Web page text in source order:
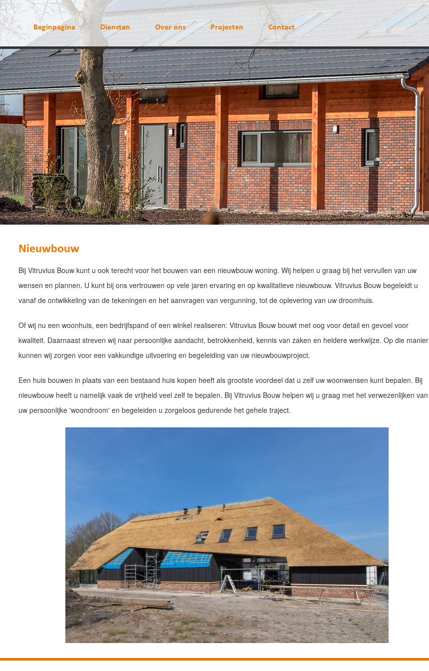
Beginpagina Diensten Over ons Projecten Contact
Nieuwbouw
Bij Vitruvius Bouw kunt u ook terecht voor het bouwen van een nieuwbouw woning. Wij helpen u graag bij het vervullen van uw
wensen en plannen. U kunt bij ons vertrouwen op vele jaren ervaring en op kwalitatieve nieuwbouw. Vitruvius Bouw begeleidt u
vanaf de ontwikkeling van de tekeningen en het aanvragen van vergunning, tot de oplevering van uw droomhuis.
Of wij nu een woonhuis, een bedrijfspand of een winkel realiseren: Vitruvius Bouw bouwt met oog voor detail en gevoel voor
kwaliteit. Daarnaast streven wij naar persoonlijke aandacht, betrokkenheid, kennis van zaken en heldere werkwijze. Op die manier
kunnen wij zorgen voor een vakkundige uitvoering en begeleiding van uw nieuwbouwproject.
Een huis bouwen in plaats van een bestaand huis kopen heeft als grootste voordeel dat u zelf uw woonwensen kunt bepalen. Bij
nieuwbouw heeft u namelijk vaak de vrijheid veel zelf te bepalen. Bij Vitruvius Bouw helpen wij u graag met het verwezenlijken van
uw persoonlijke 'woondroom' en begeleiden u zorgeloos gedurende het gehele traject.